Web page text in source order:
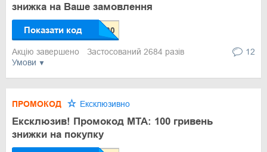
Умови
знижка на Ваше замовлення
Показати код
Акцію завершено Застосований 2684 разів 12
ПРОМОКОД Ексклюзивно
Ексклюзив! Промокод МТА: 100 гривень
знижки на покупку